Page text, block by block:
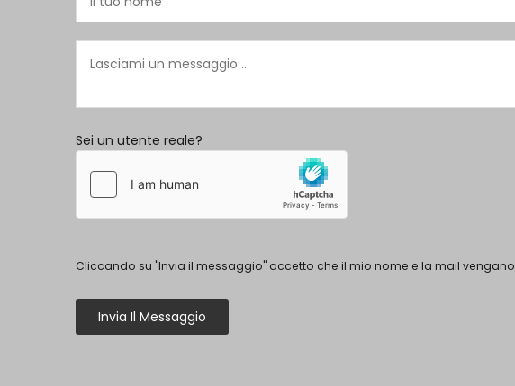
Sei un utente reale?
Cliccando su "Invia il messaggio" accetto che il mio nome e la mail
Invia Il Messaggio